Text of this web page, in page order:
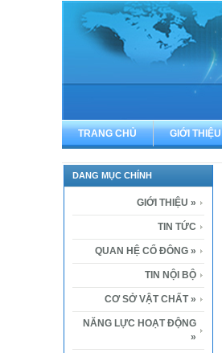
TRANG CHỦ GIỚI THIỆU
DANG MỤC CHÍNH
GIỚI THIỆU »
TIN TỨC
QUAN HỆ CỔ ĐÔNG »
TIN NỘI BỘ
CƠ SỞ VẬT CHẤT»
NĂNG LỰC HOẠT ĐỘNG
»